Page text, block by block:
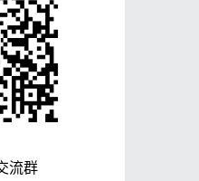
流群